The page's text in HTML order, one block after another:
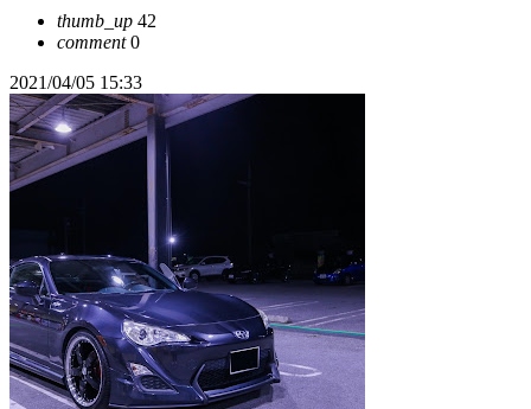
thumb_up 42
comment0
2021/04/05 15:33